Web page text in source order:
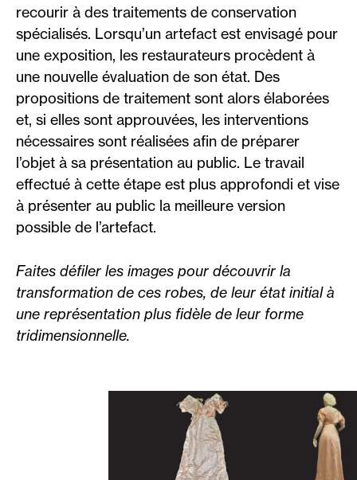
recourir à des traitements de conservation
spécialisés. Lorsqu’un artefact est envisagé pour
une exposition, les restaurateurs procèdent à
une nouvelle évaluation de son état. Des
propositions de traitement sont alors élaborées
et, si elles sont approuvées, les interventions
nécessaires sont réalisées afin de préparer
l’objet à sa présentation au public. Le travail
effectué à cette étape est plus approfondi et vise
à présenter au public la meilleure version
possible de l’artefact.
Faites défiler les images pour découvrir la
transformation de ces robes, de leur état initial à
une représentation plus fidèle de leur forme
tridimensionnelle.